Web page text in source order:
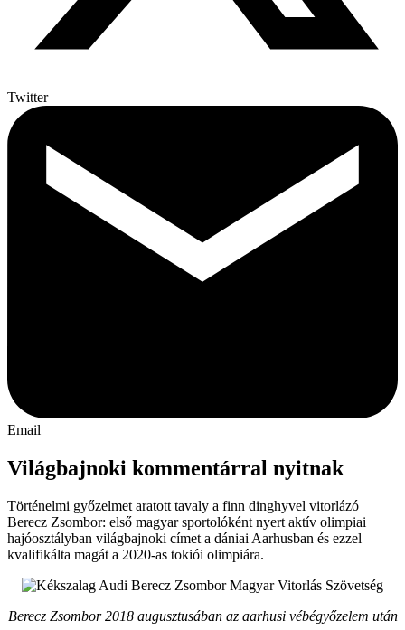
Twitter
Email
Világbajnoki kommentárral nyitnak
Történelmi győzelmet aratott tavaly a finn dinghyvel vitorlázó
Berecz Zsombor: első magyar sportolóként nyert aktív olimpiai
hajóosztályban világbajnoki címet a dániai Aarhusban és ezzel
kvalifikálta magát a 2020-as tokiói olimpiára.
Berecz Zsombor 2018 augusztusában az aarhusi vébégyőzelem után